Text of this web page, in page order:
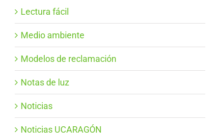
Lectura fácil
Medio ambiente
Modelos de reclamación
Notas de luz
Noticias
Noticias UCARAGÓN